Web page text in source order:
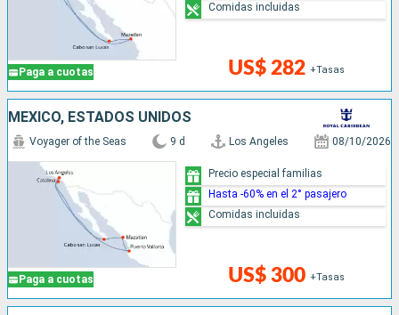
Paga a cuotas US$ 282 +Tasas
Comidas incluidas
MÉXICO, ESTADOS UNIDOS
Paga a cuotas
Voyager of the Seas 9 d Los Angeles 08/10/2026
US$ 300 +Tasas
Precio especial familias
Hasta -60% en el 2° pasajero
Comidas incluidas